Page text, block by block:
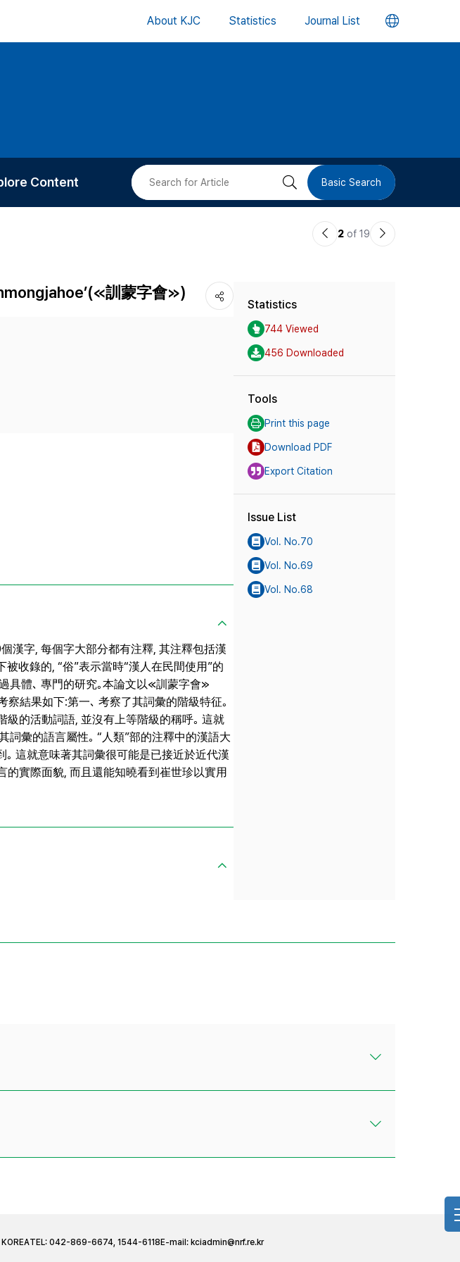
About KJC Statistics Journal List 언
버
Content
Cited
검 Basic Search
이2 of 19
다
訓蒙字會≫)
漢字, 每個字大部分都有注釋, 其注釋包括漢
收錄的, “俗”表示當時“漢人在民間使用”的
具體､ 專門的研究｡本論文以≪訓蒙字會≫
察結果如下:第一､ 考察了其詞彙的階級特征｡
的活動詞語, 並沒有上等階級的稱呼｡ 這就
詞彙的語言屬性｡ “人類”部的注釋中的漢語大
這就意味著其詞彙很可能是已接近於近代漢
實際面貌, 而且還能知曉看到崔世珍以實用
Statistics
744 Viewed
456 Downloaded
Tools
Print this page
Download PDF
Export Citation
Issue List
Vol. No.70
Vol. No.69
Vol. No.68
TEL: 042-869-6674, 1544-6118 E-mail: kciadmin@nrf.re.kr